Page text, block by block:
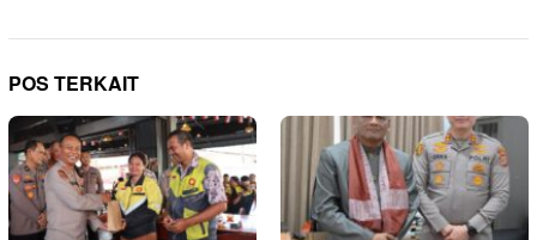
POS TERKAIT